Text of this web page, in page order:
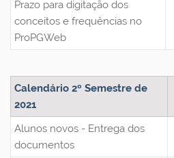
Prazo para digitação dos
conceitos e frequências no
ProPGWeb
Calendário 2º Semestre de
2021
Alunos novos - Entrega dos
documentos